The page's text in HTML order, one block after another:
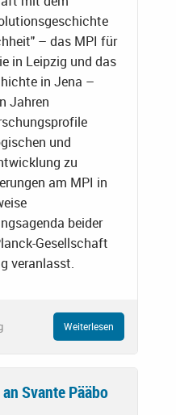
– das MPI für
in Leipzig und das
in Jena –
Jahren
und
zu
am MPI in
beider
Gesellschaft
veranlasst.
Weiterlesen
Svante Pääbo